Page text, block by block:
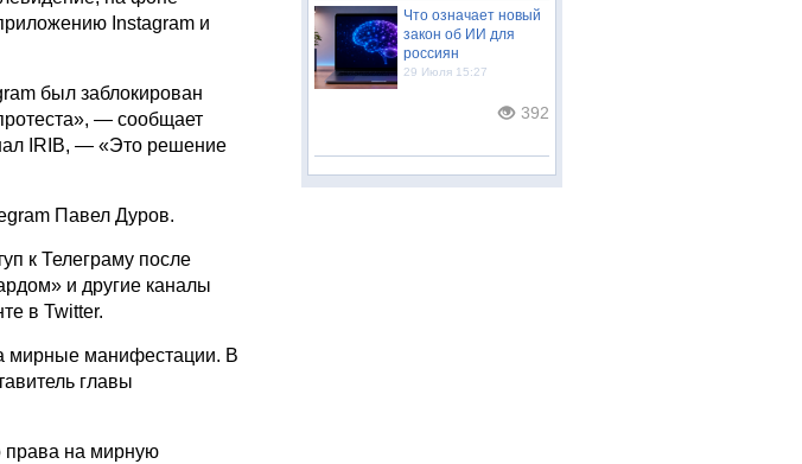
Instagram и
был заблокирован
— сообщает
IRIB, — «Это решение
Павел Дуров.
к Телеграму после
и другие каналы
в Twitter.
мирные манифестации. В
главы
права на мирную
Что означает новый
закон об ИИ для
россиян
29 Июля 15:27
392